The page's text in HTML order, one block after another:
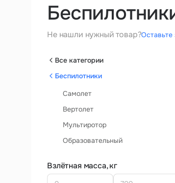
Не нашли нужный товар?Оставьте
Все категории
Беспилотники
Самолет
Вертолет
Мультиротор
Образовательный
Взлётная масса, кг